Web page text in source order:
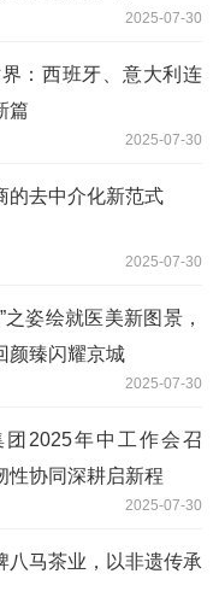
2025-07-30
：西班牙、意大利连
篇
2025-07-30
的去中介化新范式
2025-07-30
之姿绘就医美新图景，
颜臻闪耀京城
2025-07-30
2025年中工作会召
性协同深耕启新程
2025-07-30
八马茶业，以非遗传承